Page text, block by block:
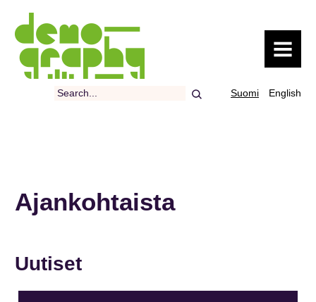
MENU
Search Suomi English
Ajankohtaista
Uutiset